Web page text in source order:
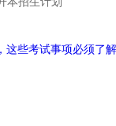
这些考试事项必须了解